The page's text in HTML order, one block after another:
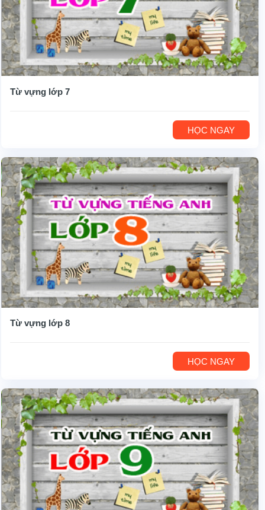
Từ vựng lớp 7
HỌC NGAY
Từ vựng lớp 8
HỌC NGAY